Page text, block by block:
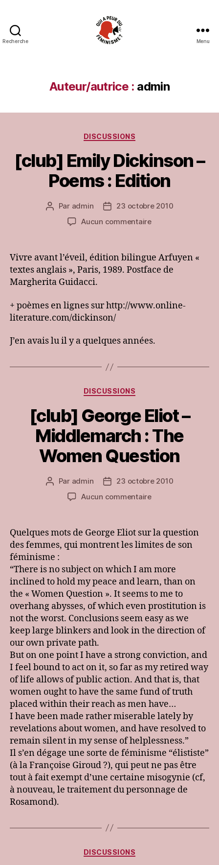
Recherche
du
féminisme
Menu
Auteur/autrice : admin
Catégories
DISCUSSIONS
[club] Emily Dickinson –
Poems : Edition
Auteur
l’article
Par admin
Date23 octobre 2010
Aucun commentairesur
Dickinson
Poems
Vivre avant l’éveil, édition bilingue Arfuyen «
textes anglais », Paris, 1989. Postface de
Margherita Guidacci.
+ poèmes en lignes sur http://www.online-
literature.com/dickinson/
J’en avais lu il y a quelques années.
Catégories
DISCUSSIONS
[club] George Eliot –
Middlemarch : The
Women Question
Auteur
l’article
Par admin
Date23 octobre 2010
Aucun commentairesur
Eliot
–
Middlemarch
The
Women
Question
Quelques mots de George Eliot sur la question
des femmes, qui montrent les limites de son
féminisme :
“There is no subject on which I am more
inclined to hold my peace and learn, than on
the « Women Question ». It seems to me to
overhang abysses, of which even prostitution is
not the worst. Conclusions seem easy as we
keep large blinkers and look in the direction of
our own private path.
But on one point I have a strong conviction, and
I feel bound to act on it, so far as my retired way
of life allows of public action. And that is, that
women ought to have the same fund of truth
placed within their reach as men have…
I have been made rather miserable lately by
revelations about women, and have resolved to
remain silent in my sense of helplessness.”
Il s’en dégage une sorte de féminisme “élististe”
(à la Françoise Giroud ?), qui peut ne pas être
tout à fait exempt d’une certaine misogynie (cf,
à nouveau, le traitement du personnage de
Rosamond).
Catégories
DISCUSSIONS